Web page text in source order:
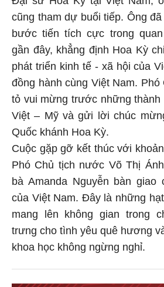
cũng tham dự buổi tiếp. Ông
bước tiến tích cực trong
gần đây, khẳng định Hoa Kỳ
phát triển kinh tế - xã hội của
đồng hành cùng Việt Nam.
tỏ vui mừng trước những thành
Việt – Mỹ và gửi lời chúc
Quốc khánh Hoa Kỳ.
Cuộc gặp gỡ kết thúc với
Phó Chủ tịch nước Võ Thị
bà Amanda Nguyễn bàn giao
của Việt Nam. Đây là những
mang lên không gian trong
trưng cho tình yêu quê hương
khoa học không ngừng nghỉ.